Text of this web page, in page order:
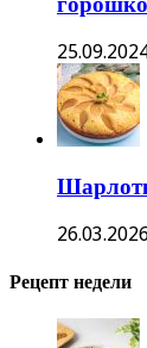
26.03.2026
Рецепт недели